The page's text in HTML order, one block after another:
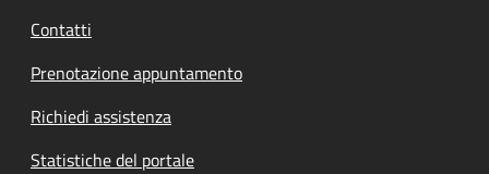
Contatti
Prenotazione appuntamento
Richiedi assistenza
Statistiche del portale